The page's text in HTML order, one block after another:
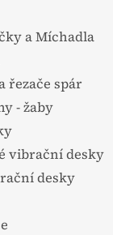
a Míchadla
řezače spár
- žaby
vibrační desky
desky